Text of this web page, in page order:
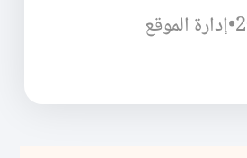
•إدارة الموقع